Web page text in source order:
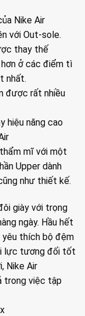
Nike Air
với Out-sole.
thay thế
ở các điểm tì
nhất.
được rất nhiều
hiệu năng cao
mĩ với một
Upper dành
như thiết kế.
giày với trọng
ngày. Hầu hết
yêu thích bộ đệm
lực tương đối tốt
Nike Air
trong việc tập